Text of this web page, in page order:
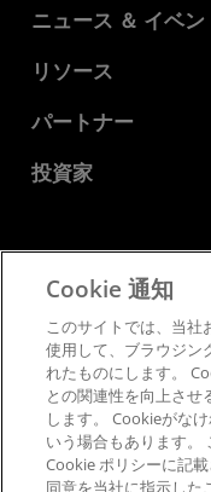
AMD について
企業責任
キャリア
お問い合わせ
ニュース ＆ イベン
ニュースルーム
メディア ライブラリ
リソース
デベロッパー セント
ケース スタディ
パートナー
AMD パートナー ハブ
投資家
財務情報
取締役会
SEC 提出書類
サ
Cookie 通知
このサイトでは、当社
使用して、ブラウジン
れたものにします。
との関連性を向上さ
します。 Cookieがな
いう場合もあります。
Cookie ポリシーに記
同意を当社に指示した